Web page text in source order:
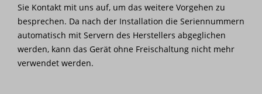
Sie Kontakt mit uns auf, um das weitere Vorgehen zu
besprechen. Da nach der Installation die Seriennummern
automatisch mit Servern des Herstellers abgeglichen
werden, kann das Gerät ohne Freischaltung nicht mehr
verwendet werden.